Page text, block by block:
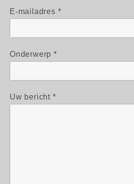
E-mailadres *
Onderwerp *
Uw bericht *